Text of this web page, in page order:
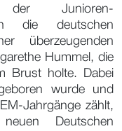
Junioren-
die deutschen
überzeugenden
Hummel, die
Brust holte. Dabei
wurde und
Jahrgänge zählt,
Deutschen